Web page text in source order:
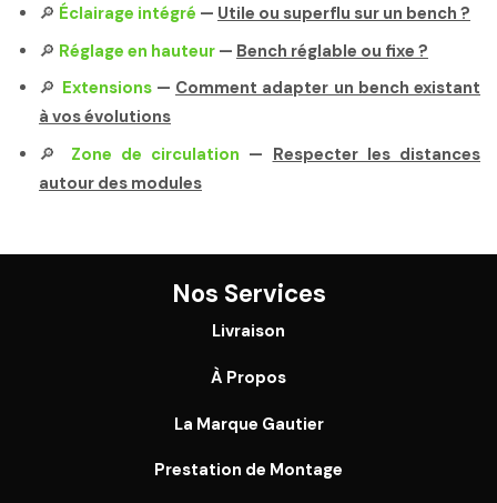
🔎 Éclairage intégré — Utile ou superflu sur un bench ?
🔎 Réglage en hauteur — Bench réglable ou fixe ?
🔎 Extensions— Comment adapter un bench existant
à vos évolutions
🔎 Zone de circulation — Respecter les distances
autour des modules
Nos Services
Livraison
À Propos
La Marque Gautier
Prestation de Montage